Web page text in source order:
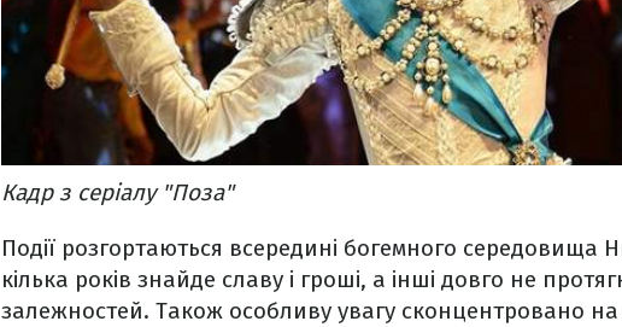
Кадр з серіалу "Поза"
Події розгортаються всередині богемного середовища
кілька років знайде славу і гроші, а інші довго не
залежностей. Також особливу увагу сконцентровано на